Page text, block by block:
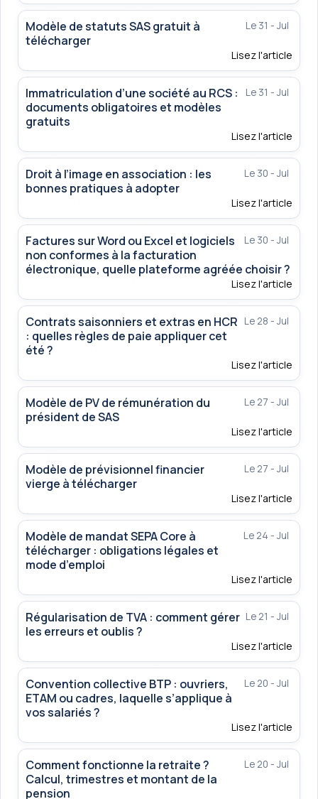
Le 31 - Jul
Modèle de statuts SAS gratuit à
télécharger
Lisez l'article
Le 31 - Jul
Immatriculation d’une société au RCS :
documents obligatoires et modèles
gratuits
Lisez l'article
Le 30 - Jul
Droit à l’image en association : les
bonnes pratiques à adopter
Lisez l'article
Le 30 - Jul
Factures sur Word ou Excel et logiciels
non conformes à la facturation
électronique, quelle plateforme agréée choisir ?
Lisez l'article
Le 28 - Jul
Contrats saisonniers et extras en HCR
: quelles règles de paie appliquer cet
été ?
Lisez l'article
Le 27 - Jul
Modèle de PV de rémunération du
président de SAS
Lisez l'article
Le 27 - Jul
Modèle de prévisionnel financier
vierge à télécharger
Lisez l'article
Le 24 - Jul
Modèle de mandat SEPA Core à
télécharger : obligations légales et
mode d’emploi
Lisez l'article
Le 21 - Jul
Régularisation de TVA : comment gérer
les erreurs et oublis ?
Lisez l'article
Le 20 - Jul
Convention collective BTP : ouvriers,
ETAM ou cadres, laquelle s’applique à
vos salariés ?
Lisez l'article
Le 20 - Jul
Comment fonctionne la retraite ?
Calcul, trimestres et montant de la
pension